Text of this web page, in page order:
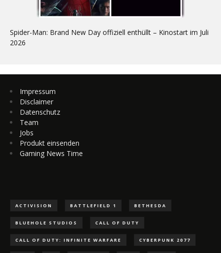
Spider-Man: Brand New Day offiziell enthüllt – Kinostart im Juli
2026
Impressum
Disclaimer
Datenschutz
Team
Jobs
Produkt einsenden
Gaming News Time
ACTIVISION BATTLEFIELD 1 BETHESDA
BLUEHOLE STUDIOS CALL OF DUTY
CALL OF DUTY: INFINITE WARFARE CYBERPUNK 2077